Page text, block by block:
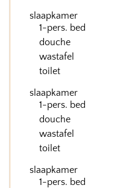
slaapkamer
1-pers. bed
douche
wastafel
toilet
slaapkamer
1-pers. bed
douche
wastafel
toilet
slaapkamer
1-pers. bed